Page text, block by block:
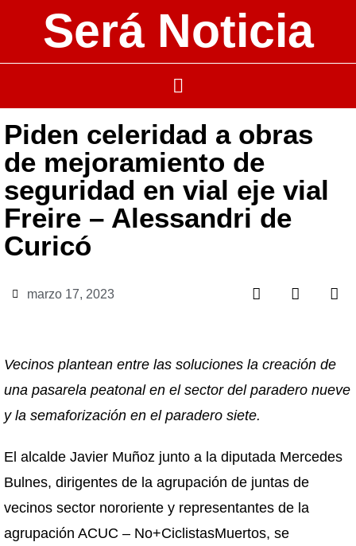
Será Noticia
Piden celeridad a obras
de mejoramiento de
seguridad en vial eje vial
Freire – Alessandri de
Curicó
marzo 17, 2023
Vecinos plantean entre las soluciones la creación de
una pasarela peatonal en el sector del paradero nueve
y la semaforización en el paradero siete.
El alcalde Javier Muñoz junto a la diputada Mercedes
Bulnes, dirigentes de la agrupación de juntas de
vecinos sector nororiente y representantes de la
agrupación ACUC – No+CiclistasMuertos, se